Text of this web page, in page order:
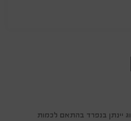
יינתן בנפרד בהתאם לכמות